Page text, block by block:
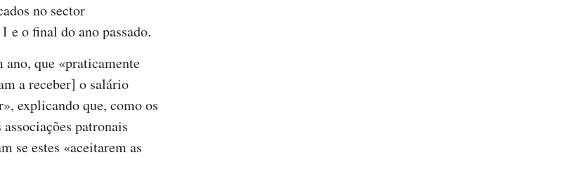
no sector
e o final do ano passado.
ano, que «praticamente
a receber] o salário
explicando que, como os
patronais
se estes «aceitarem as